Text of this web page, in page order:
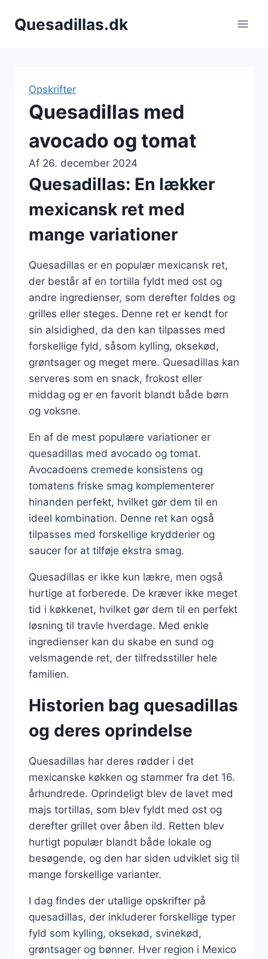
Quesadillas.dk
Opskrifter
Quesadillas med
avocado og tomat
Af 26. december 2024
Quesadillas: En lækker
mexicansk ret med
mange variationer
Quesadillas er en populær mexicansk ret,
der består af en tortilla fyldt med ost og
andre ingredienser, som derefter foldes og
grilles eller steges. Denne ret er kendt for
sin alsidighed, da den kan tilpasses med
forskellige fyld, såsom kylling, oksekød,
grøntsager og meget mere. Quesadillas kan
serveres som en snack, frokost eller
middag og er en favorit blandt både børn
og voksne.
En af de mest populære variationer er
quesadillas med avocado og tomat.
Avocadoens cremede konsistens og
tomatens friske smag komplementerer
hinanden perfekt, hvilket gør dem til en
ideel kombination. Denne ret kan også
tilpasses med forskellige krydderier og
saucer for at tilføje ekstra smag.
Quesadillas er ikke kun lækre, men også
hurtige at forberede. De kræver ikke meget
tid i køkkenet, hvilket gør dem til en perfekt
løsning til travle hverdage. Med enkle
ingredienser kan du skabe en sund og
velsmagende ret, der tilfredsstiller hele
familien.
Historien bag quesadillas
og deres oprindelse
Quesadillas har deres rødder i det
mexicanske køkken og stammer fra det 16.
århundrede. Oprindeligt blev de lavet med
majs tortillas, som blev fyldt med ost og
derefter grillet over åben ild. Retten blev
hurtigt populær blandt både lokale og
besøgende, og den har siden udviklet sig til
mange forskellige varianter.
I dag findes der utallige opskrifter på
quesadillas, der inkluderer forskellige typer
fyld som kylling, oksekød, svinekød,
grøntsager og bønner. Hver region i Mexico